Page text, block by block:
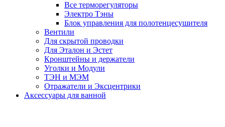
Все терморегуляторы
Электро Тэны
Блок управления для полотенцесушителя
Вентили
Для скрытой проводки
Для Эталон и Эстет
Кронштейны и держатели
Уголки и Модули
ТЭН и МЭМ
Отражатели и Эксцентрики
Аксессуары для ванной